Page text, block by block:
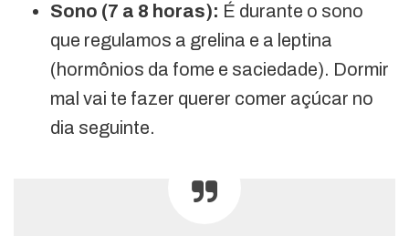
Sono (7 a 8 horas): É durante o sono
que regulamos a grelina e a leptina
(hormônios da fome e saciedade). Dormir
mal vai te fazer querer comer açúcar no
dia seguinte.